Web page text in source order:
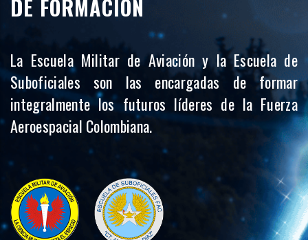
DE FORMACIÓN
La Escuela Militar de Aviación y la Escuela de
Suboficiales son las encargadas de formar
integralmente los futuros líderes de la Fuerza
Aeroespacial Colombiana.